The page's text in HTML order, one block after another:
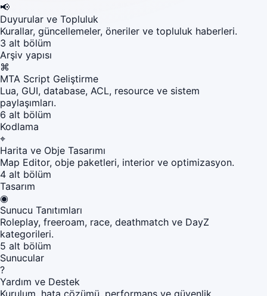
📢
Duyurular ve Topluluk
Kurallar, güncellemeler, öneriler ve topluluk haberleri.
3 alt bölüm
Arşiv yapısı
⌘
MTA Script Geliştirme
Lua, GUI, database, ACL, resource ve sistem
paylaşımları.
6 alt bölüm
Kodlama
⌖
Harita ve Obje Tasarımı
Map Editor, obje paketleri, interior ve optimizasyon.
4 alt bölüm
Tasarım
◉
Sunucu Tanıtımları
Roleplay, freeroam, race, deathmatch ve DayZ
kategorileri.
5 alt bölüm
Sunucular
?
Yardım ve Destek
Kurulum, hata çözümü, performans ve güvenlik